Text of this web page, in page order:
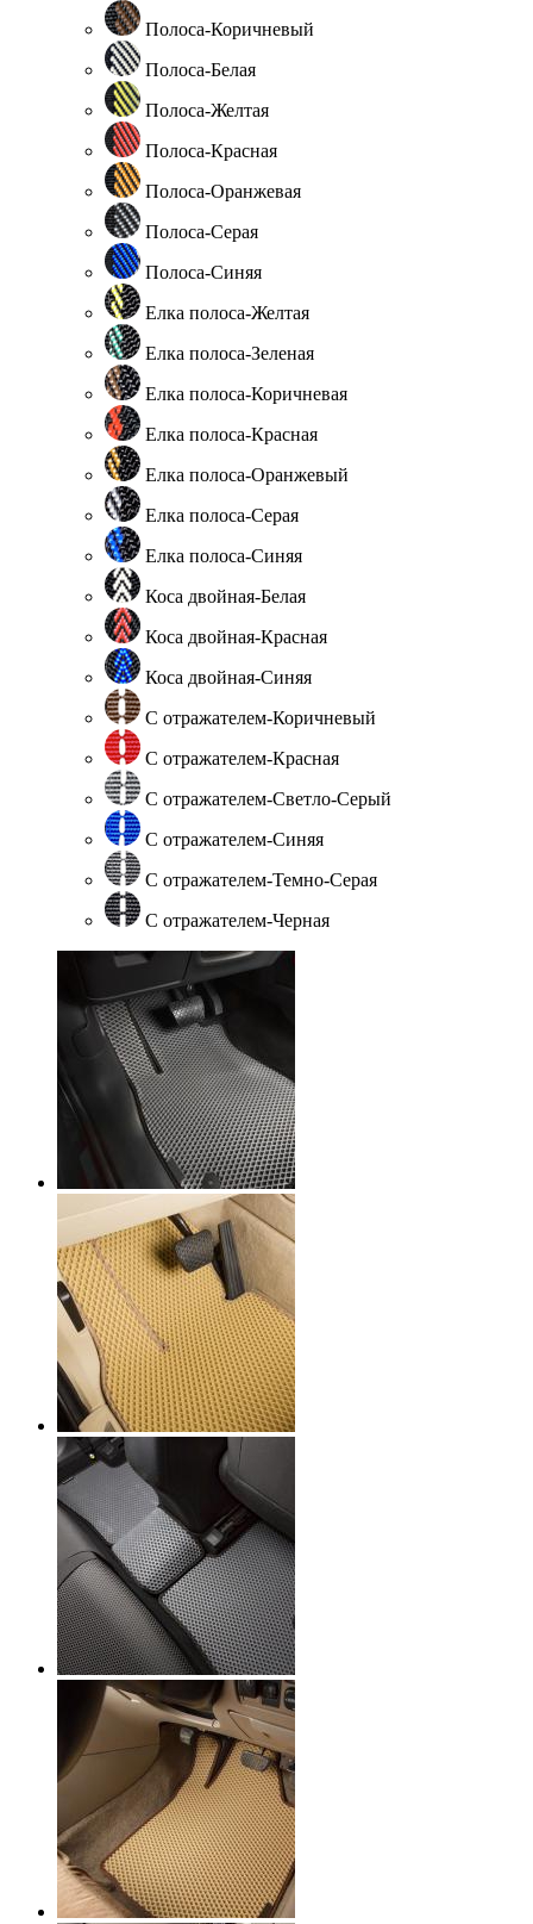
Полоса-Коричневый
Полоса-Белая
Полоса-Желтая
Полоса-Красная
Полоса-Оранжевая
Полоса-Серая
Полоса-Синяя
Елка полоса-Желтая
Елка полоса-Зеленая
Елка полоса-Коричневая
Елка полоса-Красная
Елка полоса-Оранжевый
Елка полоса-Серая
Елка полоса-Синяя
Коса двойная-Белая
Коса двойная-Красная
Коса двойная-Синяя
С отражателем-Коричневый
С отражателем-Красная
С отражателем-Светло-Серый
С отражателем-Синяя
С отражателем-Темно-Серая
С отражателем-Черная